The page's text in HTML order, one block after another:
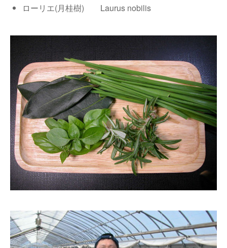
ローリエ(月桂樹) Laurus nobilis